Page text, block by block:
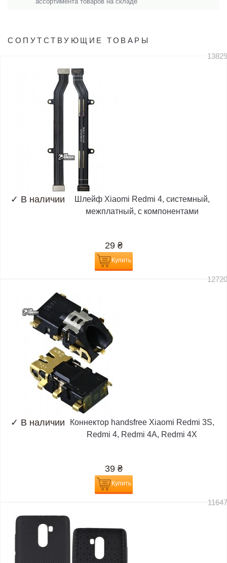
СОПУТСТВУЮЩИЕ ТОВАРЫ
✓ В наличии
Шлейф Xiaomi Redmi 4, системный,
межплатный, с компонентами
29 ₴
Купить
✓ В наличии
Коннектор handsfree Xiaomi Redmi 3S,
Redmi 4, Redmi 4A, Redmi 4X
39 ₴
Купить